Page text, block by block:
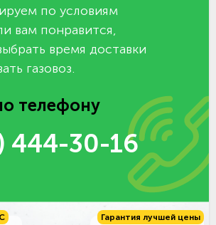
по условиям
вам понравится,
время доставки
газовоз.
телефону
444-30-16
Гарантия лучшей цены